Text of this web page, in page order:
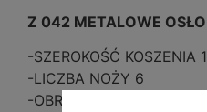
Z 042 METALOWE
-SZEROKOŚĆ KOSZENIA
-LICZBA NOŻY 6
-OBROTY WOM 540 obr./